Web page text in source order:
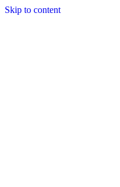
Skip to content